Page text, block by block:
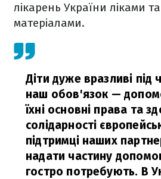
лікарень України ліками
матеріалами.
Діти дуже вразливі під
наш обов'язок —
їхні основні права та
солідарності
підтримці наших
надати частину
гостро потребують. В